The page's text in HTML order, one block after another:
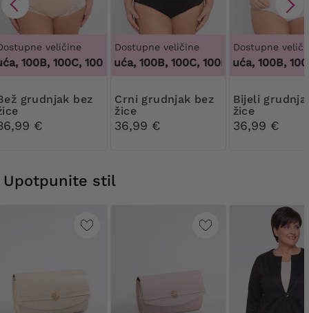
veličine
100B, 100C, 100D, 100DD, 100F, 100G, 100H, 100I, 100J,
bez
€
Dostupne veličine
100 tisuća, 100B, 100C, 100D, 100DD, 100F,
Crni grudnjak bez
žice
36,99 €
Dostupne
100 tisuća, 100B, 100C,
Bijeli grudnjak bez
žice
36,99 €
Upotpunite stil